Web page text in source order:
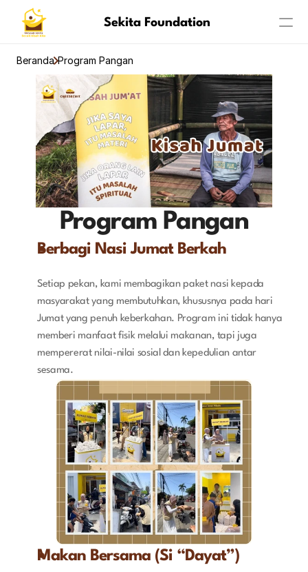
Beranda Program Pangan
Program Pangan
Berbagi Nasi Jumat Berkah
Setiap pekan, kami membagikan paket nasi kepada
masyarakat yang membutuhkan, khususnya pada hari
Jumat yang penuh keberkahan. Program ini tidak hanya
memberi manfaat fisik melalui makanan, tapi juga
mempererat nilai-nilai sosial dan kepedulian antar
sesama.
Makan Bersama (Si “Dayat”)
Sekita Foundation
Program
About
Achievement